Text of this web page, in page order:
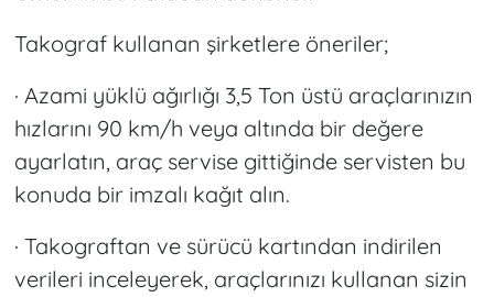
Takograf kullanan şirketlere öneriler;
· Azami yüklü ağırlığı 3,5 Ton üstü araçlarınızın
hızlarını 90 km/h veya altında bir değere
ayarlatın, araç servise gittiğinde servisten bu
konuda bir imzalı kağıt alın.
· Takograftan ve sürücü kartından indirilen
verileri inceleyerek, araçlarınızı kullanan sizin